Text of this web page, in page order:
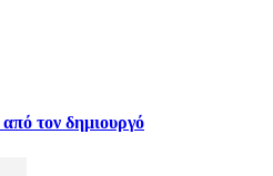
τον δημιουργό